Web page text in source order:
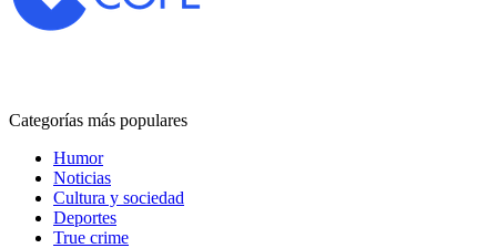
Categorías más populares
Humor
Noticias
Cultura y sociedad
Deportes
True crime